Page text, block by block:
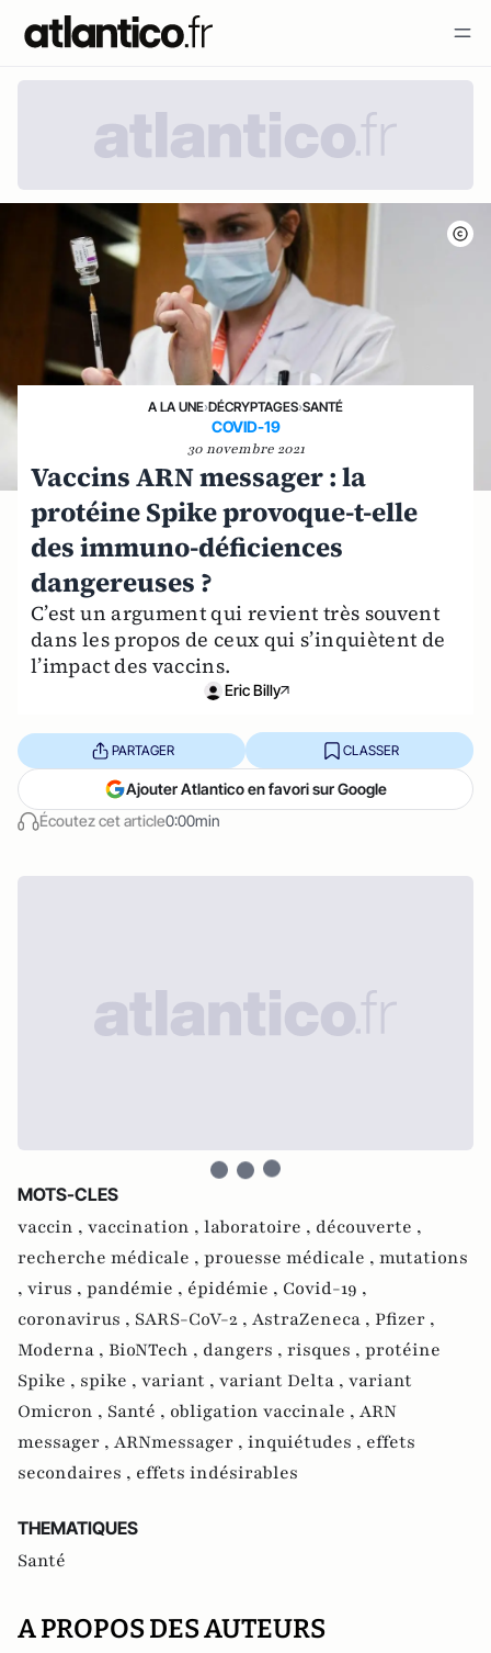
A LA UNE›DÉCRYPTAGES›SANTÉ
COVID-19
30 novembre 2021
Vaccins ARN messager : la
protéine Spike provoque-t-elle
des immuno-déficiences
dangereuses ?
C’est un argument qui revient très souvent
dans les propos de ceux qui s’inquiètent de
l’impact des vaccins.
Eric Billy
Écoutez cet article0:00min
PARTAGER CLASSER
Ajouter Atlantico en favori sur Google
MOTS-CLES
vaccin , vaccination , laboratoire , découverte ,
recherche médicale , prouesse médicale , mutations
, virus , pandémie , épidémie , Covid-19 ,
coronavirus , SARS-CoV-2 , AstraZeneca , Pfizer ,
Moderna , BioNTech , dangers , risques , protéine
Spike , spike , variant , variant Delta , variant
Omicron , Santé , obligation vaccinale , ARN
messager , ARNmessager , inquiétudes , effets
secondaires , effets indésirables
THEMATIQUES
Santé
A PROPOS DES AUTEURS